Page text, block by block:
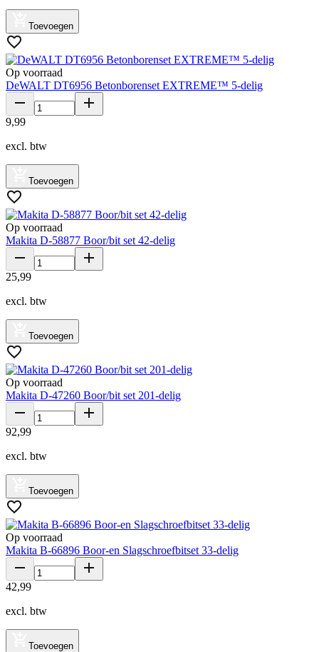
Toevoegen
Op voorraad
DeWALT DT6956 Betonborenset EXTREME™ 5-delig
9,99
excl. btw
Toevoegen
Op voorraad
Makita D-58877 Boor/bit set 42-delig
25,99
excl. btw
Toevoegen
Op voorraad
Makita D-47260 Boor/bit set 201-delig
92,99
excl. btw
Toevoegen
Op voorraad
Makita B-66896 Boor-en Slagschroefbitset 33-delig
42,99
excl. btw
Toevoegen